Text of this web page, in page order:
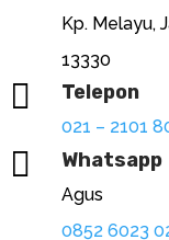
Kp. Melayu,
13330
 Telepon
021 – 2101
 Whatsapp
Agus
0852 6023